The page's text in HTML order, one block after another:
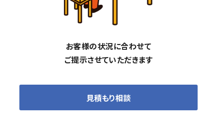
お客様の状況に合わせて
ご提示させていただきます
見積もり相談